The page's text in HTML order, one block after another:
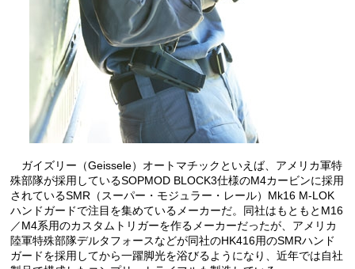
ガイズリー（Geissele）オートマチックといえば、アメリカ軍特
殊部隊が採用しているSOPMOD BLOCK3仕様のM4カービンに採用
されているSMR（スーパー・モジュラー・レール）Mk16 M-LOK
ハンドガードで注目を集めているメーカーだ。同社はもともとM16
／M4系用のカスタムトリガーを作るメーカーだったが、アメリカ
陸軍特殊部隊デルタフォースなどが同社のHK416用のSMRハンド
ガードを採用してから一躍脚光を浴びるようになり、近年では自社